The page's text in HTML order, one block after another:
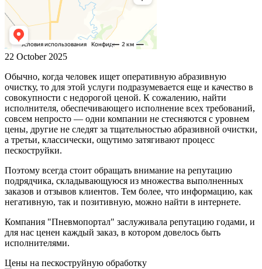
22 October 2025
Обычно, когда человек ищет оперативную абразивную
очистку, то для этой услуги подразумевается еще и качество в
совокупности с недорогой ценой. К сожалению, найти
исполнителя, обеспечивающего исполнение всех требований,
совсем непросто — одни компании не стесняются с уровнем
цены, другие не следят за тщательностью абразивной очистки,
а третьи, классически, ощутимо затягивают процесс
пескоструйки.
Поэтому всегда стоит обращать внимание на репутацию
подрядчика, складывающуюся из множества выполненных
заказов и отзывов клиентов. Тем более, что информацию, как
негативную, так и позитивную, можно найти в интернете.
Компания "Пневмопортал" заслуживала репутацию годами, и
для нас ценен каждый заказ, в котором довелось быть
исполнителями.
Цены на пескоструйную обработку